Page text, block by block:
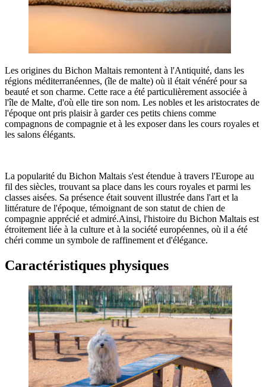
Les origines du Bichon Maltais remontent à l'Antiquité, dans les
régions méditerranéennes, (île de malte) où il était vénéré pour sa
beauté et son charme. Cette race a été particulièrement associée à
l'île de Malte, d'où elle tire son nom. Les nobles et les aristocrates de
l'époque ont pris plaisir à garder ces petits chiens comme
compagnons de compagnie et à les exposer dans les cours royales et
les salons élégants.
La popularité du Bichon Maltais s'est étendue à travers l'Europe au
fil des siècles, trouvant sa place dans les cours royales et parmi les
classes aisées. Sa présence était souvent illustrée dans l'art et la
littérature de l'époque, témoignant de son statut de chien de
compagnie apprécié et admiré.Ainsi, l'histoire du Bichon Maltais est
étroitement liée à la culture et à la société européennes, où il a été
chéri comme un symbole de raffinement et d'élégance.
Caractéristiques physiques